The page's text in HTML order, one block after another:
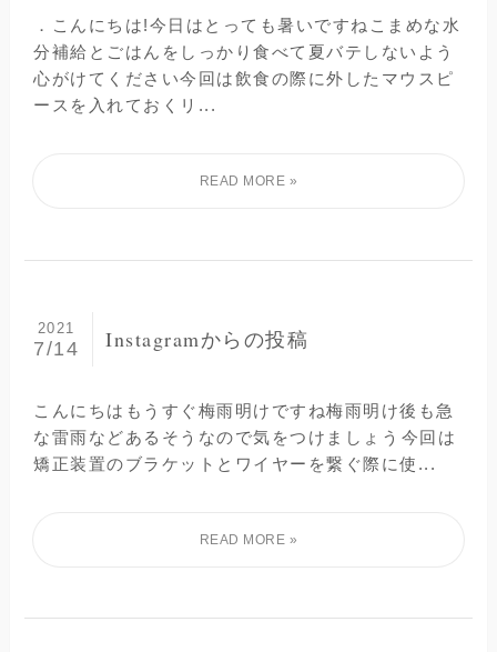
．こんにちは!今日はとっても暑いですねこまめな水
分補給とごはんをしっかり食べて夏バテしないよう
心がけてください今回は飲食の際に外したマウスピ
ースを入れておくリ...
Instagramからの投稿
2021
7/14
こんにちは︎もうすぐ梅雨明けですね梅雨明け後も急
な雷雨などあるそうなので気をつけましょう️⁡今回は
矯正装置のブラケットとワイヤーを繋ぐ際に使...